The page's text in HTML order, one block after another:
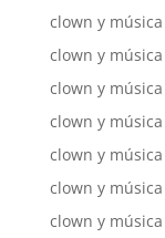
clown y
clown y
clown y
clown y
clown y
clown y
clown y